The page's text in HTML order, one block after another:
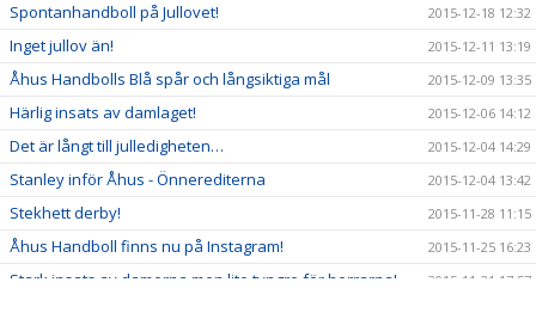
Spontanhandboll på Jullovet! 2015-12-18 12:32
Inget jullov än! 2015-12-11 13:19
Åhus Handbolls Blå spår och långsiktiga mål 2015-12-09 13:35
Härlig insats av damlaget! 2015-12-06 14:12
Det är långt till julledigheten… 2015-12-04 14:29
Stanley inför Åhus - Önnerediterna 2015-12-04 13:42
Stekhett derby! 2015-11-28 11:15
Åhus Handboll finns nu på Instagram! 2015-11-25 16:23
Stark insats av damerna men lite tyngre för herrarna! 2015-11-21 17:57